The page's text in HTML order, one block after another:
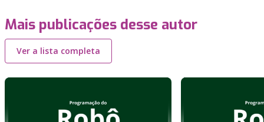
Mais publicações desse autor
Ver a lista completa